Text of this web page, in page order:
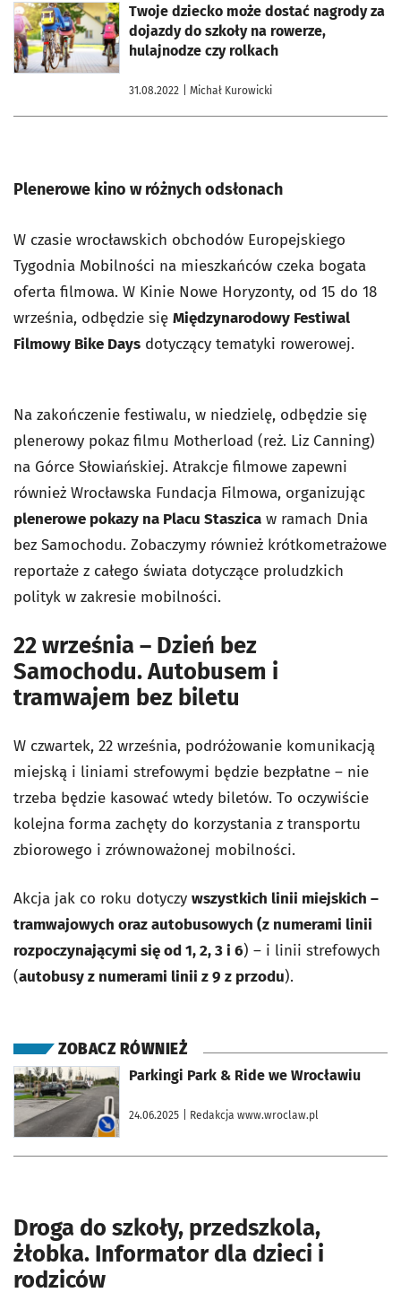
Twoje dziecko może dostać nagrody za
dojazdy do szkoły na rowerze,
hulajnodze czy rolkach
31.08.2022 | Michał Kurowicki
otworzy się w nowej karcie
Plenerowe kino w różnych odsłonach
W czasie wrocławskich obchodów Europejskiego
Tygodnia Mobilności na mieszkańców czeka bogata
oferta filmowa. W Kinie Nowe Horyzonty, od 15 do 18
września, odbędzie się Międzynarodowy Festiwal
Filmowy Bike Days dotyczący tematyki rowerowej.
Na zakończenie festiwalu, w niedzielę, odbędzie się
plenerowy pokaz filmu Motherload (reż. Liz Canning)
na Górce Słowiańskiej. Atrakcje filmowe zapewni
również Wrocławska Fundacja Filmowa, organizując
plenerowe pokazy na Placu Staszica w ramach Dnia
bez Samochodu. Zobaczymy również krótkometrażowe
reportaże z całego świata dotyczące proludzkich
polityk w zakresie mobilności.
22 września – Dzień bez
Samochodu. Autobusem i
tramwajem bez biletu
W czwartek, 22 września, podróżowanie komunikacją
miejską i liniami strefowymi będzie bezpłatne – nie
trzeba będzie kasować wtedy biletów. To oczywiście
kolejna forma zachęty do korzystania z transportu
zbiorowego i zrównoważonej mobilności.
Akcja jak co roku dotyczy wszystkich linii miejskich –
tramwajowych oraz autobusowych (z numerami linii
rozpoczynającymi się od 1, 2, 3 i 6) – i linii strefowych
(autobusy z numerami linii z 9 z przodu).
ZOBACZ RÓWNIEŻ
Parkingi Park & Ride we Wrocławiu
24.06.2025 | Redakcja www.wroclaw.pl
otworzy się w nowej karcie
Droga do szkoły, przedszkola,
żłobka. Informator dla dzieci i
rodziców